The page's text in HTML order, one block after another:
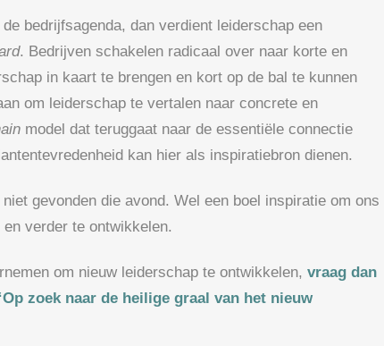
bedrijfsagenda, dan verdient leiderschap een
. Bedrijven schakelen radicaal over naar korte en
in kaart te brengen en kort op de bal te kunnen
om leiderschap te vertalen naar concrete en
model dat teruggaat naar de essentiële connectie
kan hier als inspiratiebron dienen.
gevonden die avond. Wel een boel inspiratie om ons
verder te ontwikkelen.
om nieuw leiderschap te ontwikkelen, vraag dan
zoek naar de heilige graal van het nieuw